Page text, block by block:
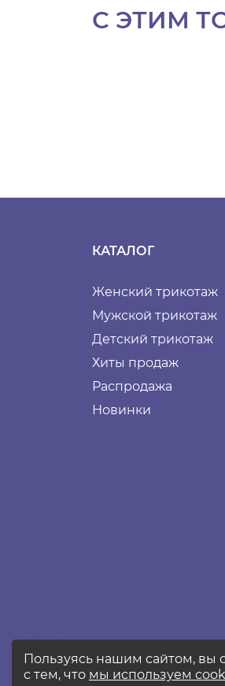
С ЭТИМ
КАТАЛОГ
Женский трикотаж
Мужской трикотаж
Детский трикотаж
Хиты продаж
Распродажа
Новинки
2026 © Все права